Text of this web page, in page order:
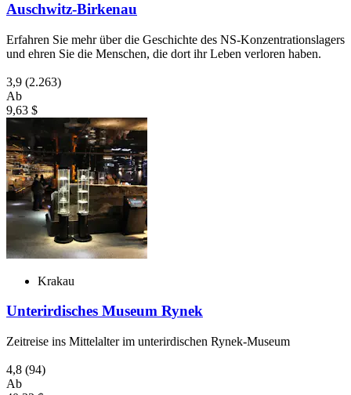
Auschwitz-Birkenau
Erfahren Sie mehr über die Geschichte des NS-Konzentrationslagers
und ehren Sie die Menschen, die dort ihr Leben verloren haben.
3,9 (2.263)
Ab
9,63 $
Krakau
Unterirdisches Museum Rynek
Zeitreise ins Mittelalter im unterirdischen Rynek-Museum
4,8 (94)
Ab